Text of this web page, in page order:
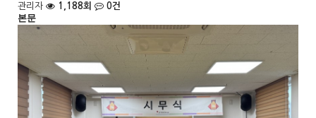
관리자 1,188회 0건
본문